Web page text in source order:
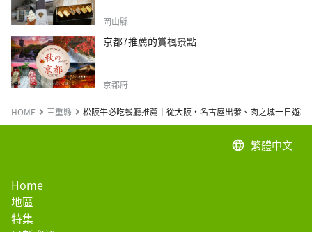
岡山縣
京都7推薦的賞楓景點
京都府
HOME 三重縣 松阪牛必吃餐廳推薦｜從大阪・名古屋出發、肉之城一日遊攻
language 繁體中文
Home
地區
特集